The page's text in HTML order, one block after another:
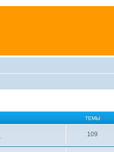
ТЕМЫ
109